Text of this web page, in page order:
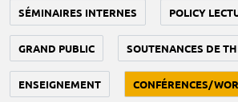
SÉMINAIRES INTERNES POLICY
GRAND PUBLIC SOUTENANCES DE
ENSEIGNEMENT CONFÉRENCES/